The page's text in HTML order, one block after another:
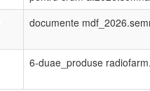
documente
6-duae_produse